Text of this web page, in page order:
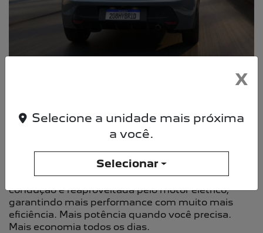
O Novo Peugeot 208 GT Hybrid chega com o
motor 1.0 turbo mais avançado do segmento: são
130 cv de potência combinados com um sistema
híbrido inteligente, que entrega assistência
elétrica de torque nas acelerações. A energia é
gerada e armazenada nas baterias durante a
condução e reaproveitada pelo motor elétrico,
garantindo mais performance com muito mais
eficiência. Mais potência quando você precisa.
Mais economia todos os dias.
X
Selecione a unidade mais próxima
a você.
Selecionar